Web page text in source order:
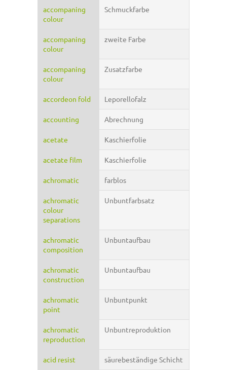
accompaning
colour
Schmuckfarbe
accompaning
colour
zweite Farbe
accompaning
colour
Zusatzfarbe
accordeon fold Leporellofalz
accounting Abrechnung
acetate Kaschierfolie
acetate film Kaschierfolie
achromatic farblos
achromatic
colour
separations
Unbuntfarbsatz
achromatic
composition
Unbuntaufbau
achromatic
construction
Unbuntaufbau
achromatic
point
Unbuntpunkt
achromatic
reproduction
Unbuntreproduktion
acid resist säurebeständige Schicht